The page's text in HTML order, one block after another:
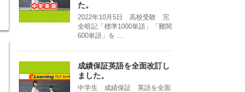
た。
2022年10月5日 高校受験 完
全暗記「標準1000単語」「難関
600単語」を ...
成績保証英語を全面改訂し
ました。
中学生 成績保証 英語を全面